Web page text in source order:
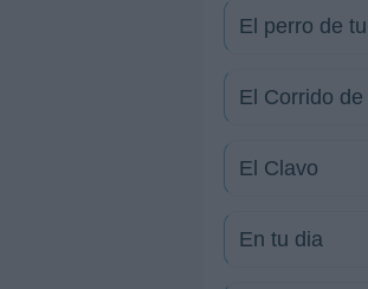
El perro de
El Corrido
El Clavo
En tu dia